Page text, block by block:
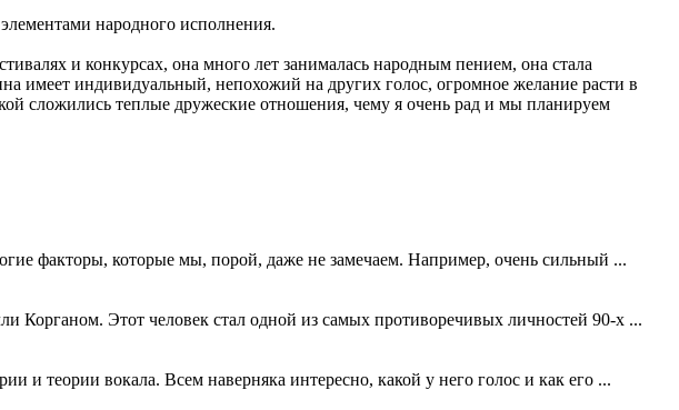
народного исполнения.
и конкурсах, она много лет занималась народным пением, она стала
имеет индивидуальный, непохожий на других голос, огромное желание расти в
сложились теплые дружеские отношения, чему я очень рад и мы планируем
факторы, которые мы, порой, даже не замечаем. Например, очень сильный ...
Корганом. Этот человек стал одной из самых противоречивых личностей 90-х ...
и теории вокала. Всем наверняка интересно, какой у него голос и как его ...